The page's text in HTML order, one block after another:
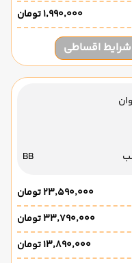
۱٬۹۹۰٬۰۰۰ تومان
شرایط اقساطی
BB
۲۳٬۵۹۰٬۰۰۰ تومان
۳۳٬۷۹۰٬۰۰۰ تومان
۱۳٬۸۹۰٬۰۰۰ تومان